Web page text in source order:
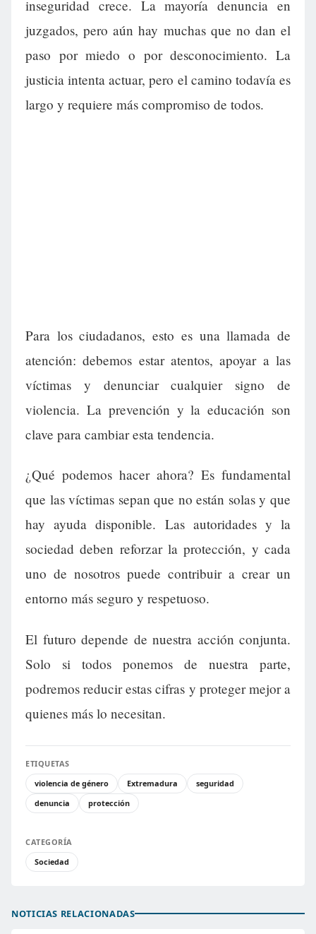
inseguridad crece. La mayoría denuncia en
juzgados, pero aún hay muchas que no dan el
paso por miedo o por desconocimiento. La
justicia intenta actuar, pero el camino todavía es
largo y requiere más compromiso de todos.
Para los ciudadanos, esto es una llamada de
atención: debemos estar atentos, apoyar a las
víctimas y denunciar cualquier signo de
violencia. La prevención y la educación son
clave para cambiar esta tendencia.
¿Qué podemos hacer ahora? Es fundamental
que las víctimas sepan que no están solas y que
hay ayuda disponible. Las autoridades y la
sociedad deben reforzar la protección, y cada
uno de nosotros puede contribuir a crear un
entorno más seguro y respetuoso.
El futuro depende de nuestra acción conjunta.
Solo si todos ponemos de nuestra parte,
podremos reducir estas cifras y proteger mejor a
quienes más lo necesitan.
ETIQUETAS
violencia de género
Extremadura
seguridad
denuncia
protección
CATEGORÍA
Sociedad
NOTICIAS RELACIONADAS